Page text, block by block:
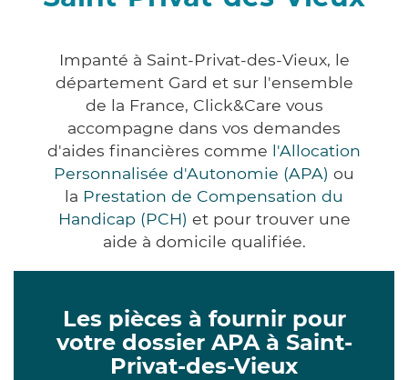
Impanté à Saint-Privat-des-Vieux, le
département Gard et sur l'ensemble
de la France, Click&Care vous
accompagne dans vos demandes
d'aides financières comme l'Allocation
Personnalisée d'Autonomie (APA) ou
la Prestation de Compensation du
Handicap (PCH) et pour trouver une
aide à domicile qualifiée.
Les pièces à fournir pour
votre dossier APA à Saint-
Privat-des-Vieux